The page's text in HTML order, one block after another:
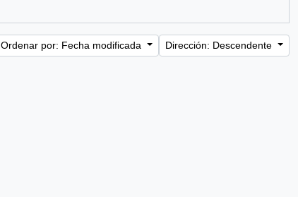
Ordenar por: Fecha modificada Dirección: Descendente